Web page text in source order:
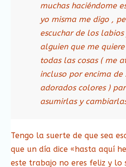
muchas haciéndome
yo misma me digo ,
escuchar de los
alguien que me
todas las cosas ( me
incluso por encima de
adorados colores )
asumirlas y
Tengo la suerte de que sea
que un día dice «hasta aquí
este trabajo no eres feliz y lo